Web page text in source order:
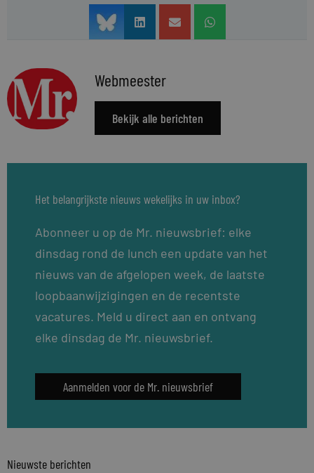
Webmeester
Bekijk alle berichten
Het belangrijkste nieuws wekelijks in uw inbox?
Abonneer u op de Mr. nieuwsbrief: elke
dinsdag rond de lunch een update van het
nieuws van de afgelopen week, de laatste
loopbaanwijzigingen en de recentste
vacatures. Meld u direct aan en ontvang
elke dinsdag de Mr. nieuwsbrief.
Aanmelden voor de Mr. nieuwsbrief
Nieuwste berichten